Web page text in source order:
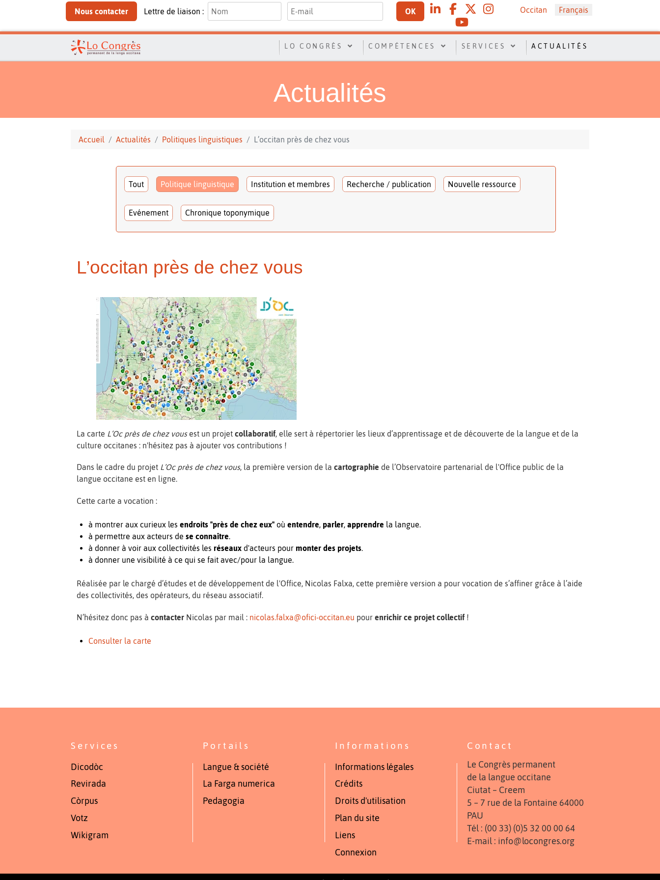
Nous contacter Lettre de liaison : OK Sélectionnez votre langue
Occitan Français
LO CONGRÈS COMPÉTENCES SERVICES ACTUALITÉS
Actualités
Accueil Actualités Politiques linguistiques L’occitan près de chez vous
Tout Politique linguistique Institution et membres Recherche / publication Nouvelle ressource
Evénement Chronique toponymique
L’occitan près de chez vous
La carte L’Oc près de chez vous est un projetcollaboratif , elle sert à répertorier les lieux d’apprentissage et de découverte de la langue et de la
culture occitanes : n'hésitez pas à ajouter vos contributions !
Dans le cadre du projet L’Oc près de chez vous, la première version de lacartographiede l’Observatoire partenarial de l'Office public de la
langue occitane est en ligne.
Cette carte a vocation :
à montrer aux curieux les endroits "près de chez eux" oùentendre, parler,apprendre la langue.
à permettre aux acteurs dese connaître.
à donner à voir aux collectivités lesréseauxd'acteurs pourmonter des projets.
à donner une visibilité à ce qui se fait avec/pour la langue.
Réalisée par le chargé d’études et de développement de l'Office, Nicolas Falxa, cette première version a pour vocation de s’affiner grâce à l’aide
des collectivités, des opérateurs, du réseau associatif.
N’hésitez donc pas àcontacter Nicolas par mail : nicolas.falxa@ofici-occitan.eu pourenrichir ce projet collectif !
Consulter la carte
Services
Dicodòc
Revirada
Còrpus
Votz
Wikigram
Portails
Langue & société
La Farga numerica
Pedagogia
Informations
Informations légales
Crédits
Droits d'utilisation
Plan du site
Liens
Connexion
Contact
Le Congrès permanent
de la langue occitane
Ciutat – Creem
5 – 7 rue de la Fontaine 64000
PAU
Tél : (00 33) (0)5 32 00 00 64
E-mail : info@locongres.org